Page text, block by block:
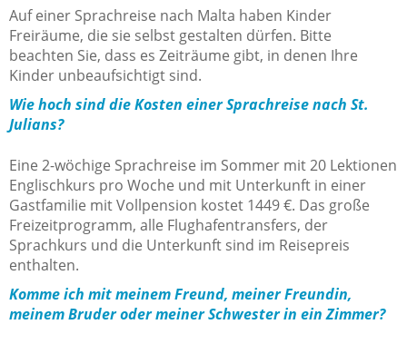
Auf einer Sprachreise nach Malta haben Kinder
Freiräume, die sie selbst gestalten dürfen. Bitte
beachten Sie, dass es Zeiträume gibt, in denen Ihre
Kinder unbeaufsichtigt sind.
Wie hoch sind die Kosten einer Sprachreise nach St.
Julians?
Eine 2-wöchige Sprachreise im Sommer mit 20 Lektionen
Englischkurs pro Woche und mit Unterkunft in einer
Gastfamilie mit Vollpension kostet 1449 €. Das große
Freizeitprogramm, alle Flughafentransfers, der
Sprachkurs und die Unterkunft sind im Reisepreis
enthalten.
Komme ich mit meinem Freund, meiner Freundin,
meinem Bruder oder meiner Schwester in ein Zimmer?